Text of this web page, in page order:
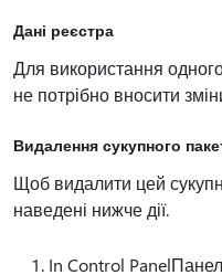
Дані реєстра
Для використання
не потрібно вносити
Видалення сукупного
Щоб видалити цей
наведені нижче дії.
In Control